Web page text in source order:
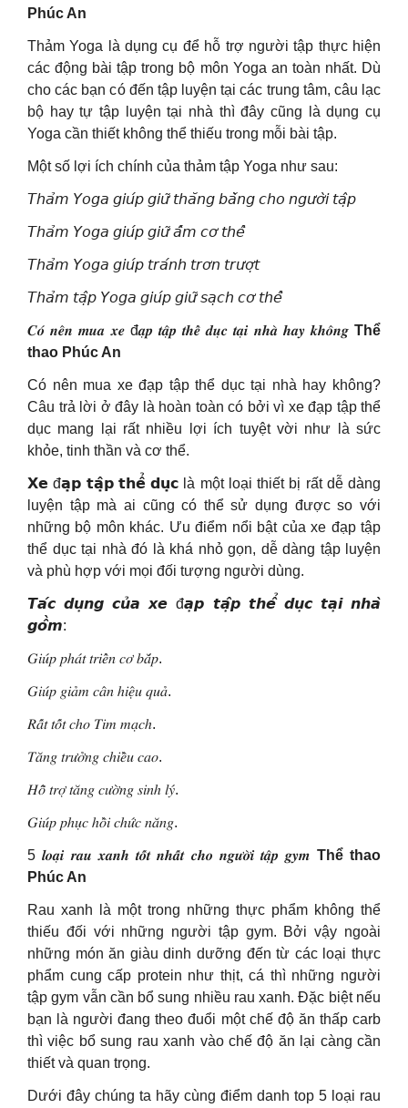
Phúc An
Thảm Yoga là dụng cụ để hỗ trợ người tập thực hiện
các động bài tập trong bộ môn Yoga an toàn nhất. Dù
cho các bạn có đến tập luyện tại các trung tâm, câu lạc
bộ hay tự tập luyện tại nhà thì đây cũng là dụng cụ
Yoga cần thiết không thể thiếu trong mỗi bài tập.
Một số lợi ích chính của thảm tập Yoga như sau:
𝘛𝘩𝘢̉𝘮 𝘠𝘰𝘨𝘢 𝘨𝘪𝘶́𝘱 𝘨𝘪𝘶̛̃ 𝘵𝘩𝘢̆𝘯𝘨 𝘣𝘢̆̀𝘯𝘨 𝘤𝘩𝘰 𝘯𝘨𝘶̛𝘰̛̀𝘪 𝘵𝘢̣̂𝘱
𝘛𝘩𝘢̉𝘮 𝘠𝘰𝘨𝘢 𝘨𝘪𝘶́𝘱 𝘨𝘪𝘶̛̃ 𝘢̂́𝘮 𝘤𝘰̛ 𝘵𝘩𝘦̂̉
𝘛𝘩𝘢̉𝘮 𝘠𝘰𝘨𝘢 𝘨𝘪𝘶́𝘱 𝘵𝘳𝘢́𝘯𝘩 𝘵𝘳𝘰̛𝘯 𝘵𝘳𝘶̛𝘰̛̣𝘵
𝘛𝘩𝘢̉𝘮 𝘵𝘢̣̂𝘱 𝘠𝘰𝘨𝘢 𝘨𝘪𝘶́𝘱 𝘨𝘪𝘶̛̃ 𝘴𝘢̣𝘤𝘩 𝘤𝘰̛ 𝘵𝘩𝘦̂̉
𝑪𝒐́ 𝒏𝒆̂𝒏 𝒎𝒖𝒂 𝒙𝒆 đ𝒂̣𝒑 𝒕𝒂̣̂𝒑 𝒕𝒉𝒆̂̉ 𝒅𝒖̣𝒄 𝒕𝒂̣𝒊 𝒏𝒉𝒂̀ 𝒉𝒂𝒚 𝒌𝒉𝒐̂𝒏𝒈 Thể
thao Phúc An
Có nên mua xe đạp tập thể dục tại nhà hay không?
Câu trả lời ở đây là hoàn toàn có bởi vì xe đạp tập thể
dục mang lại rất nhiều lợi ích tuyệt vời như là sức
khỏe, tinh thần và cơ thể.
𝗫𝗲 đ𝗮̣𝗽 𝘁𝗮̣̂𝗽 𝘁𝗵𝗲̂̉ 𝗱𝘂̣𝗰 là một loại thiết bị rất dễ dàng
luyện tập mà ai cũng có thể sử dụng được so với
những bộ môn khác. Ưu điểm nổi bật của xe đạp tập
thể dục tại nhà đó là khá nhỏ gọn, dễ dàng tập luyện
và phù hợp với mọi đối tượng người dùng.
𝙏𝙖́𝙘 𝙙𝙪̣𝙣𝙜 𝙘𝙪̉𝙖 𝙭𝙚 đ𝙖̣𝙥 𝙩𝙖̣̂𝙥 𝙩𝙝𝙚̂̉ 𝙙𝙪̣𝙘 𝙩𝙖̣𝙞 𝙣𝙝𝙖̀
𝙜𝙤̂̀𝙢:
𝐺𝑖𝑢́𝑝 𝑝ℎ𝑎́𝑡 𝑡𝑟𝑖𝑒̂̉𝑛 𝑐𝑜̛ 𝑏𝑎̆́𝑝.
𝐺𝑖𝑢́𝑝 𝑔𝑖𝑎̉𝑚 𝑐𝑎̂𝑛 ℎ𝑖𝑒̣̂𝑢 𝑞𝑢𝑎̉.
𝑅𝑎̂́𝑡 𝑡𝑜̂́𝑡 𝑐ℎ𝑜 𝑇𝑖𝑚 𝑚𝑎̣𝑐ℎ.
𝑇𝑎̆𝑛𝑔 𝑡𝑟𝑢̛𝑜̛̉𝑛𝑔 𝑐ℎ𝑖𝑒̂̀𝑢 𝑐𝑎𝑜.
𝐻𝑜̂̃ 𝑡𝑟𝑜̛̣ 𝑡𝑎̆𝑛𝑔 𝑐𝑢̛𝑜̛̀𝑛𝑔 𝑠𝑖𝑛ℎ 𝑙𝑦́.
𝐺𝑖𝑢́𝑝 𝑝ℎ𝑢̣𝑐 ℎ𝑜̂̀𝑖 𝑐ℎ𝑢̛́𝑐 𝑛𝑎̆𝑛𝑔.
5 𝒍𝒐𝒂̣𝒊 𝒓𝒂𝒖 𝒙𝒂𝒏𝒉 𝒕𝒐̂́𝒕 𝒏𝒉𝒂̂́𝒕 𝒄𝒉𝒐 𝒏𝒈𝒖̛𝒐̛̀𝒊 𝒕𝒂̣̂𝒑 𝒈𝒚𝒎 Thể thao
Phúc An
Rau xanh là một trong những thực phẩm không thể
thiếu đối với những người tập gym. Bởi vậy ngoài
những món ăn giàu dinh dưỡng đến từ các loại thực
phẩm cung cấp protein như thịt, cá thì những người
tập gym vẫn cần bổ sung nhiều rau xanh. Đặc biệt nếu
bạn là người đang theo đuổi một chế độ ăn thấp carb
thì việc bổ sung rau xanh vào chế độ ăn lại càng cần
thiết và quan trọng.
Dưới đây chúng ta hãy cùng điểm danh top 5 loại rau